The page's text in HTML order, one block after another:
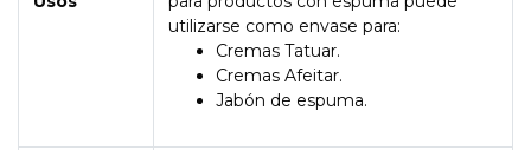
utilizarse como envase para:
Cremas Tatuar.
Cremas Afeitar.
Jabón de espuma.